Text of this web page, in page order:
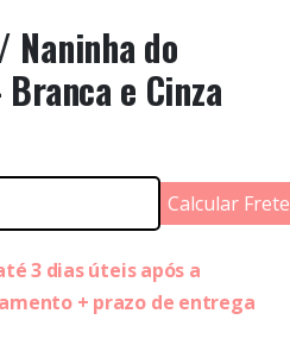
Naninha do
e Cinza
Calcular Frete
3 dias úteis após a
+ prazo de entrega